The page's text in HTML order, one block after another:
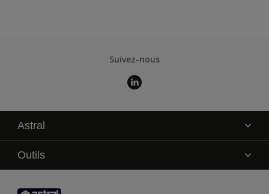
Suivez-nous
Astral
La marque
Service technique
Contact
Outils